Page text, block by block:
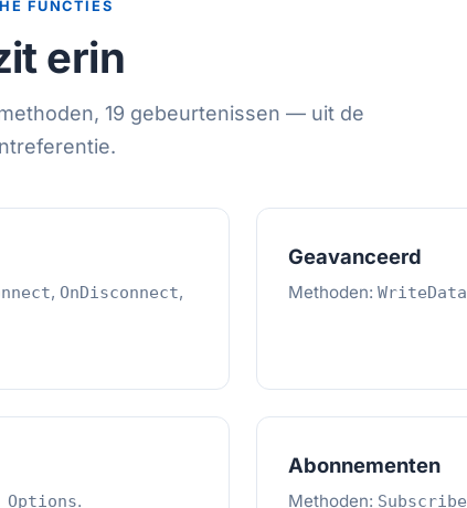
FUNCTIES
erin
19 gebeurtenissen — uit de
, OnDisconnect,
Geavanceerd
Methoden:WriteData
.
Abonnementen
Methoden: Subscribe